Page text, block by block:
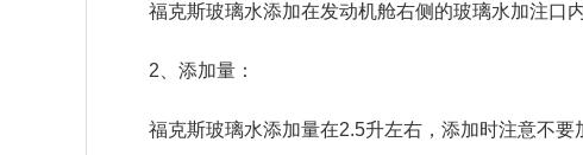
福克斯玻璃水添加在发动机舱右侧的玻璃水加注口内
2、添加量：
福克斯玻璃水添加量在2.5升左右，添加时注意不要